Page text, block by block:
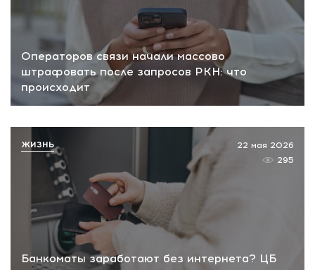
Операторов связи начали массово
штрафовать после запросов РКН: что
происходит
Банкоматы заработают без интернета? ЦБ
22 мая 2026
295
ЖИЗНЬ